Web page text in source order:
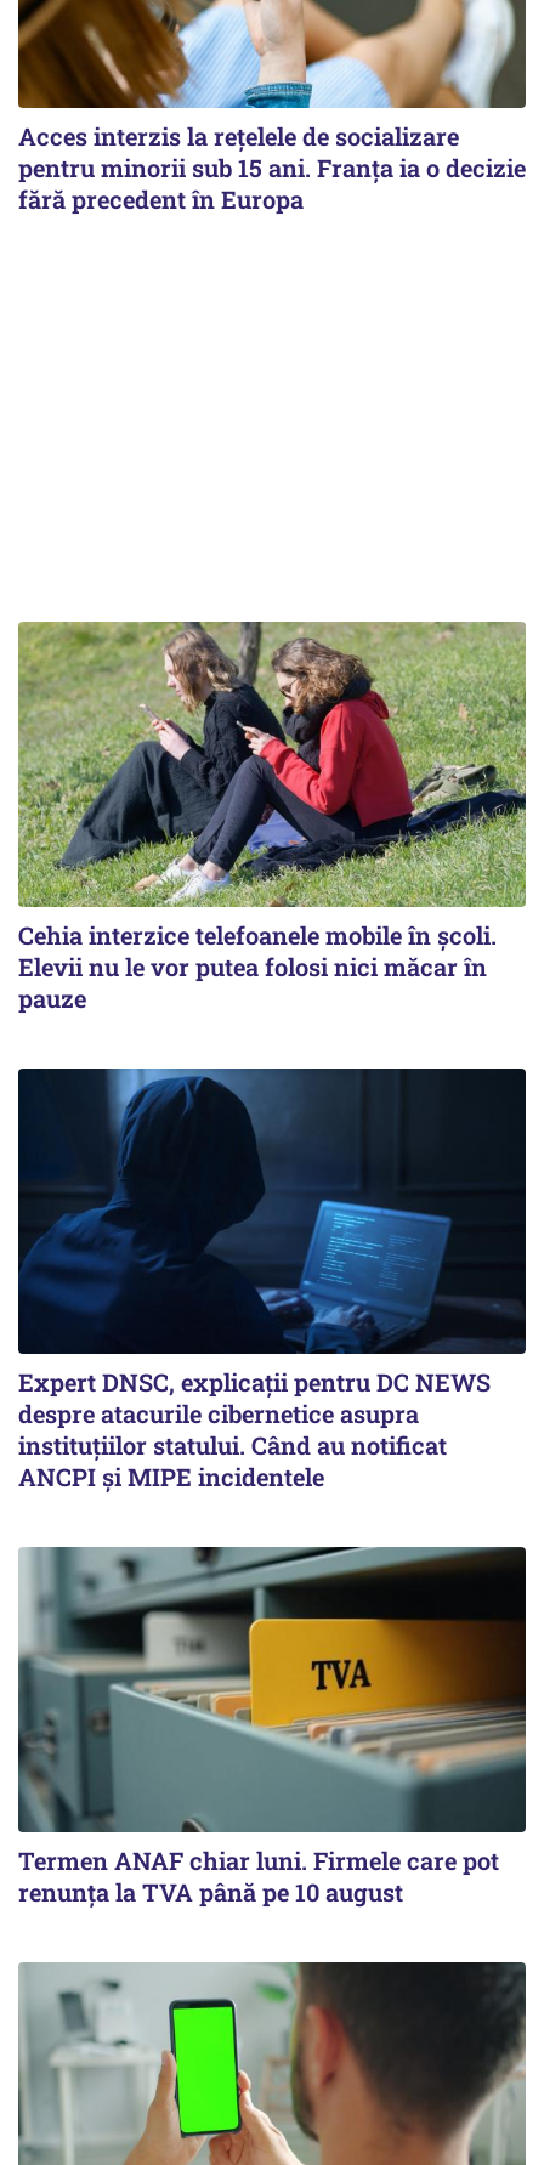
Acces interzis la rețelele de socializare
pentru minorii sub 15 ani. Franța ia o decizie
fără precedent în Europa
Cehia interzice telefoanele mobile în școli.
Elevii nu le vor putea folosi nici măcar în
pauze
Expert DNSC, explicații pentru DC NEWS
despre atacurile cibernetice asupra
instituțiilor statului. Când au notificat
ANCPI și MIPE incidentele
Termen ANAF chiar luni. Firmele care pot
renunța la TVA până pe 10 august